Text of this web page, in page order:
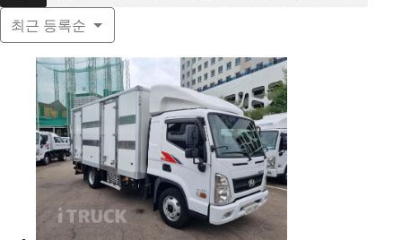
최근 등록순